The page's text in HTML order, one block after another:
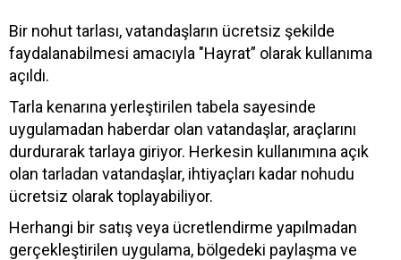
Bir nohut tarlası, vatandaşların ücretsiz şekilde
faydalanabilmesi amacıyla "Hayrat” olarak kullanıma
açıldı.
Tarla kenarına yerleştirilen tabela sayesinde
uygulamadan haberdar olan vatandaşlar, araçlarını
durdurarak tarlaya giriyor. Herkesin kullanımına açık
olan tarladan vatandaşlar, ihtiyaçları kadar nohudu
ücretsiz olarak toplayabiliyor.
Herhangi bir satış veya ücretlendirme yapılmadan
gerçekleştirilen uygulama, bölgedeki paylaşma ve